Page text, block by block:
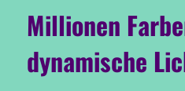
Millionen
dynamische